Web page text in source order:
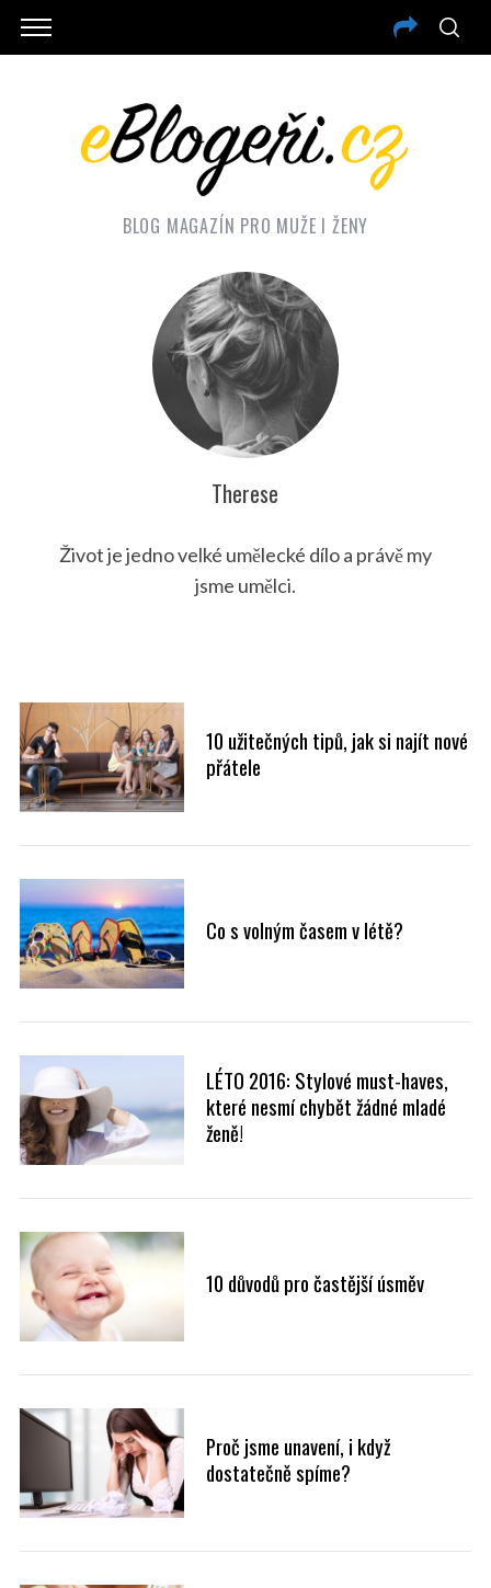
BLOG MAGAZÍN PRO MUŽE I ŽENY
Therese
Život je jedno velké umělecké dílo a právě my
jsme umělci.
10 užitečných tipů, jak si najít nové
přátele
Co s volným časem v létě?
LÉTO 2016: Stylové must-haves,
které nesmí chybět žádné mladé
ženě!
10 důvodů pro častější úsměv
Proč jsme unavení, i když
dostatečně spíme?